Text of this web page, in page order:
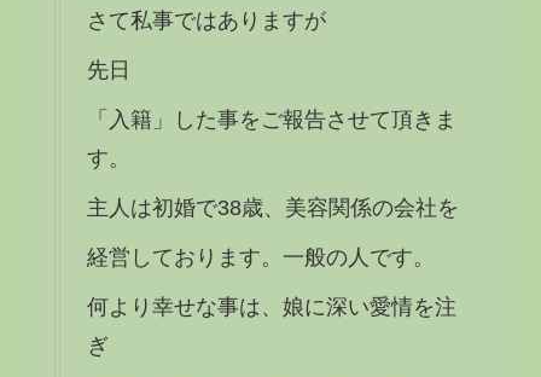
さて私事ではありますが
先日
「入籍」した事をご報告させて頂きま
す。
主人は初婚で38歳、美容関係の会社を
経営しております。一般の人です。
何より幸せな事は、娘に深い愛情を注
ぎ